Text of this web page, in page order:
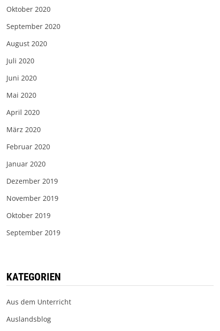
Oktober 2020
September 2020
August 2020
Juli 2020
Juni 2020
Mai 2020
April 2020
März 2020
Februar 2020
Januar 2020
Dezember 2019
November 2019
Oktober 2019
September 2019
KATEGORIEN
Aus dem Unterricht
Auslandsblog